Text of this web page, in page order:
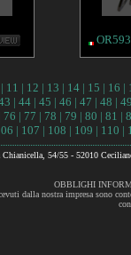
| 11 | 12 | 13 | 14| 15 | 16 |
| 44| 45 | 46 | 47 | 48 |
76 | 77 | 78 | 79 | 80 | 81 |
| 107 | 108 | 109 | 110 |
54/55 - 52010
OBBLIGHI
dalla nostra impresa sono